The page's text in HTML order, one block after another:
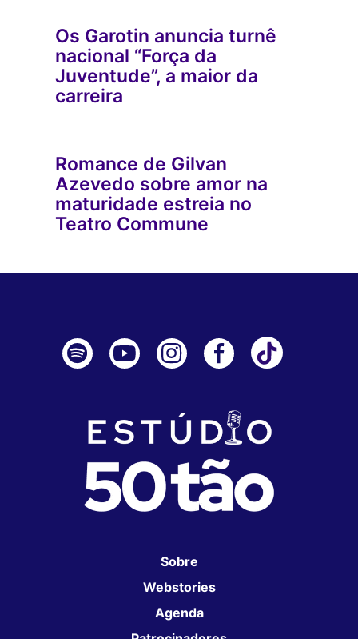
Os Garotin anuncia turnê
nacional “Força da
Juventude”, a maior da
carreira
Romance de Gilvan
Azevedo sobre amor na
maturidade estreia no
Teatro Commune
Sobre
Webstories
Agenda